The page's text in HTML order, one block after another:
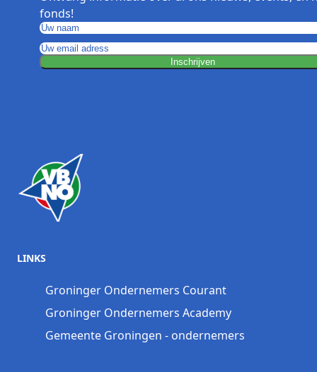
fonds!
Inschrijven
LINKS
Groninger Ondernemers Courant
Groninger Ondernemers Academy
Gemeente Groningen - ondernemers